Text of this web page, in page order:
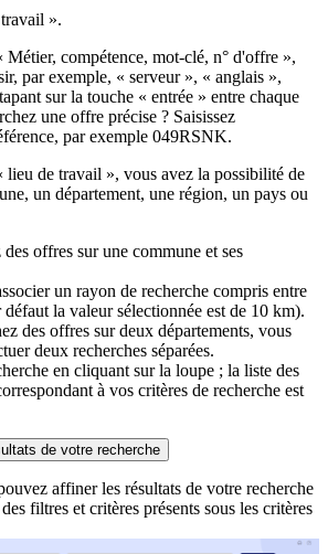
».
Métier, compétence, mot-clé, n° d'offre »,
par exemple, « serveur », « anglais »,
sur la touche « entrée » entre chaque
une offre précise ? Saisissez
par exemple 049RSNK.
lieu de travail », vous avez la possibilité de
un département, une région, un pays ou
offres sur une commune et ses
un rayon de recherche compris entre
la valeur sélectionnée est de 10 km).
des offres sur deux départements, vous
deux recherches séparées.
en cliquant sur la loupe ; la liste des
à vos critères de recherche est
de votre recherche
affiner les résultats de votre recherche
filtres et critères présents sous les critères